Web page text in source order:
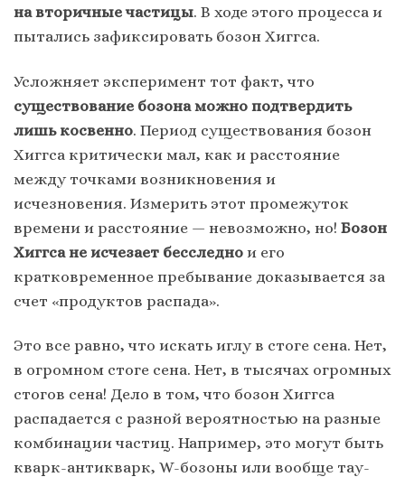
на вторичные частицы. В ходе этого процесса и
пытались зафиксировать бозон Хиггса.
Усложняет эксперимент тот факт, что
существование бозона можно подтвердить
лишь косвенно. Период существования бозон
Хиггса критически мал, как и расстояние
между точками возникновения и
исчезновения. Измерить этот промежуток
времени и расстояние — невозможно, но! Бозон
Хиггса не исчезает бесследно и его
кратковременное пребывание доказывается за
счет «продуктов распада».
Это все равно, что искать иглу в стоге сена. Нет,
в огромном стоге сена. Нет, в тысячах огромных
стогов сена! Дело в том, что бозон Хиггса
распадается с разной вероятностью на разные
комбинации частиц. Например, это могут быть
кварк-антикварк, W-бозоны или вообще тау-